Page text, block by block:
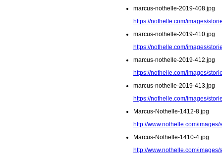
marcus-nothelle-2019-408.jpg
https://nothelle.com/images/
marcus-nothelle-2019-410.jpg
https://nothelle.com/images/
marcus-nothelle-2019-412.jpg
https://nothelle.com/images/
marcus-nothelle-2019-413.jpg
https://nothelle.com/images/
Marcus-Nothelle-1412-8.jpg
http://www.nothelle.com/
Marcus-Nothelle-1410-4.jpg
http://www.nothelle.com/